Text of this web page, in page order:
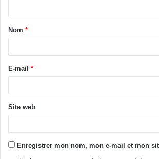
Nom *
E-mail *
Site web
Enregistrer mon nom, mon e-mail et mon